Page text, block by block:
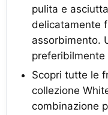
pulita e
delicatamente
assorbimento.
Scopri tutte le
collezione
combinazione